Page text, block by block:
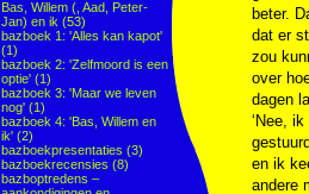
Bas, Willem (, Aad, Peter-
Jan) en ik (53)
bazboek 1: 'Alles kan kapot'
(1)
bazboek 2: 'Zelfmoord is een
optie' (1)
bazboek 3: 'Maar we leven
nog' (1)
bazboek 4: 'Bas, Willem en
ik' (2)
bazboekpresentaties (3)
bazboekrecensies (8)
bazboptredens –
beter.
dat er
zou
over
dagen
‘Nee,
en ik
andere